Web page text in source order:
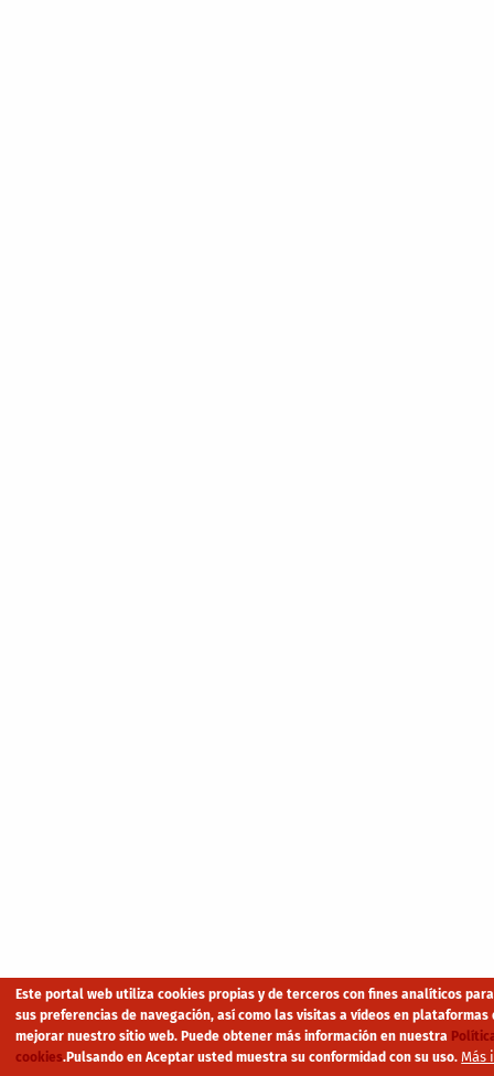
Este portal web utiliza cookies propias y de terceros con fines analíticos
sus preferencias de navegación, así como las visitas a vídeos en plataformas
mejorar nuestro sitio web. Puede obtener más información en nuestra
cookies.Pulsando en Aceptar usted muestra su conformidad con su uso. Más